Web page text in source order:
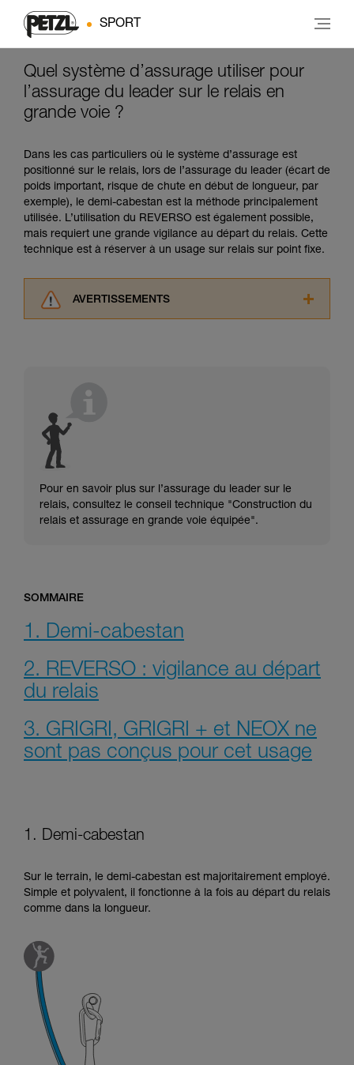
SPORT
Quel système d’assurage utiliser pour
l’assurage du leader sur le relais en
grande voie ?
Dans les cas particuliers où le système d’assurage est
positionné sur le relais, lors de l’assurage du leader (écart de
poids important, risque de chute en début de longueur, par
exemple), le demi-cabestan est la méthode principalement
utilisée. L’utilisation du REVERSO est également possible,
mais requiert une grande vigilance au départ du relais. Cette
technique est à réserver à un usage sur relais sur point fixe.
AVERTISSEMENTS
pouvoir comprendre ce complément
de la reproduire en autonomie.
Nous donnons des exemples de techniques
liées à votre activité. Il peut en exister d’autres
Pour en savoir plus sur l’assurage du leader sur le
relais, consultez le conseil technique "Construction du
relais et assurage en grande voie équipée".
SOMMAIRE
1. Demi-cabestan
2. REVERSO : vigilance au départ
du relais
3. GRIGRI, GRIGRI + et NEOX ne
sont pas conçus pour cet usage
1. Demi-cabestan
Sur le terrain, le demi-cabestan est majoritairement employé.
Simple et polyvalent, il fonctionne à la fois au départ du relais
comme dans la longueur.